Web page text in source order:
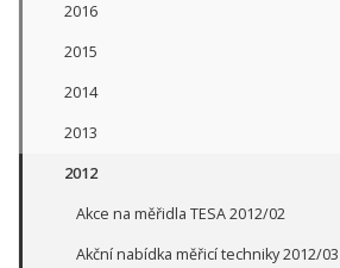
2016
2015
2014
2013
2012
Akce na měřidla TESA 2012/02
Akční nabídka měřicí techniky 2012/03